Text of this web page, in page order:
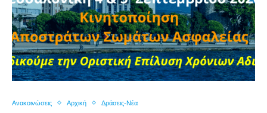
Ανακοινώσεις Αρχική Δράσεις-Νέα